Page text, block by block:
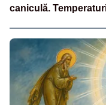
caniculă.